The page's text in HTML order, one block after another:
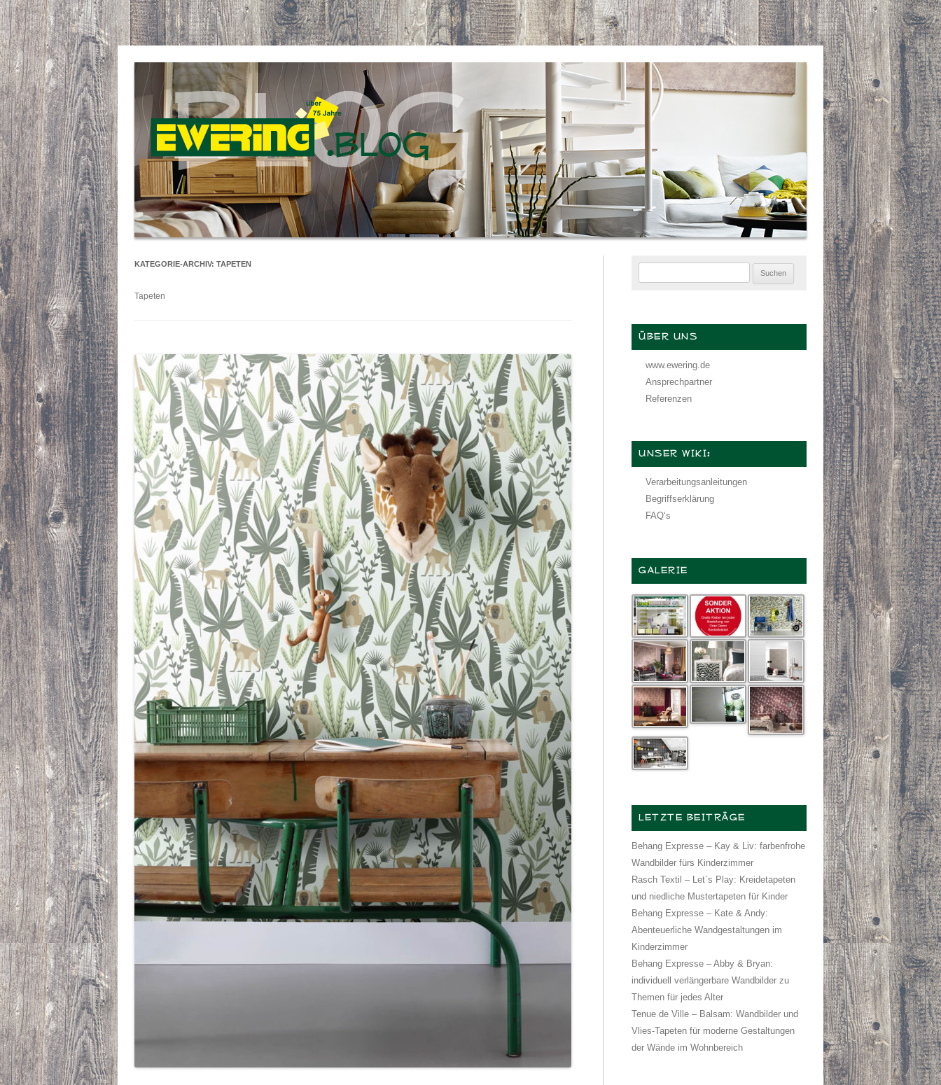
KATEGORIE-ARCHIV: TAPETEN
Tapeten
ÜBER UNS
www.ewering.de
Ansprechpartner
Referenzen
UNSER WIKI:
Verarbeitungsanleitungen
Begriffserklärung
FAQ‘s
GALERIE
LETZTE BEITRÄGE
Behang Expresse – Kay & Liv: farbenfrohe
Wandbilder fürs Kinderzimmer
Rasch Textil – Let´s Play: Kreidetapeten
und niedliche Mustertapeten für Kinder
Behang Expresse – Kate & Andy:
Abenteuerliche Wandgestaltungen im
Kinderzimmer
Behang Expresse – Abby & Bryan:
individuell verlängerbare Wandbilder zu
Themen für jedes Alter
Tenue de Ville – Balsam: Wandbilder und
Vlies-Tapeten für moderne Gestaltungen
der Wände im Wohnbereich